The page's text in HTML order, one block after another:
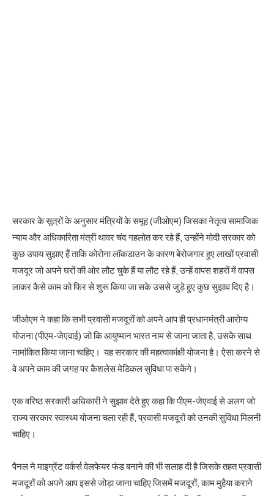
सरकार के सूत्रों के अनुसार मंत्रियों के समूह (जीओएम) जिसका नेतृत्व सामाजिक
न्याय और अधिकारिता मंत्री थावर चंद गहलोत कर रहे हैं, उन्होंने मोदी सरकार को
कुछ उपाय सुझाए हैं ताकि कोरोना लॉकडाउन के कारण बेरोजगार हुए लाखों प्रवासी
मजदूर जो अपने घरों की ओर लौट चुके हैं या लौट रहे हैं, उन्हें वापस शहरों में वापस
लाकर कैसे काम को फिर से शुरू किया जा सके उससे जुड़े हुए कुछ सुझाव दिए है।
जीओएम ने कहा कि सभी प्रवासी मजदूरों को अपने आप ही प्रधानमंत्री आरोग्य
योजना (पीएम-जेएवाई) जो कि आयुष्मान भारत नाम से जाना जाता है, उसके साथ
नामांकित किया जाना चाहिए। यह सरकार की महत्वाकांक्षी योजना है। ऐसा करने से
वे अपने काम की जगह पर कैशलेस मेडिकल सुविधा पा सकेंगे।
एक वरिष्ठ सरकारी अधिकारी ने सुझाव देते हुए कहा कि पीएम-जेएवाई से अलग जो
राज्य सरकार स्वास्थ्य योजना चला रही हैं, प्रवासी मजदूरों को उनकी सुविधा मिलनी
चाहिए।
पैनल ने माइग्रेंट वर्कर्स वेलफेयर फंड बनाने की भी सलाह दी है जिसके तहत प्रवासी
मजदूरों को अपने आप इससे जोड़ा जाना चाहिए जिसमें मजदूरों, काम मुहैया कराने